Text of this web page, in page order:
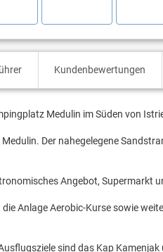
Kundenbewertungen
Medulin im Süden von
Der nahegelegene
Angebot, Supermarkt
Anlage Aerobic-Kurse sowie
sind das Kap